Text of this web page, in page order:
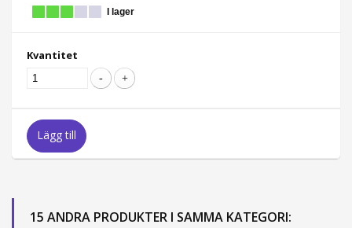
I lager
Kvantitet
Lägg till
15 ANDRA PRODUKTER I SAMMA KATEGORI: